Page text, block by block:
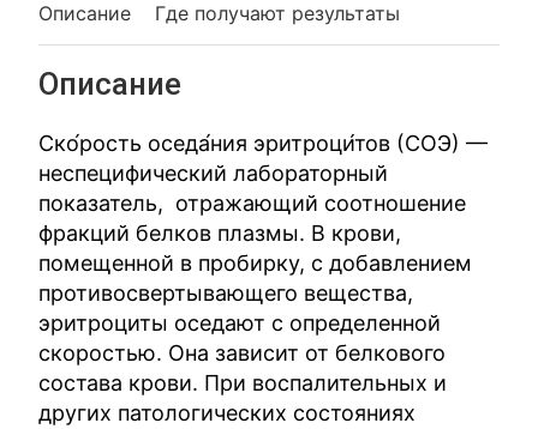
Описание Где получают результаты
Описание
Ско́рость оседа́ния эритроци́тов (СОЭ) —
неспецифический лабораторный
показатель, отражающий соотношение
фракций белков плазмы. В крови,
помещенной в пробирку, с добавлением
противосвертывающего вещества,
эритроциты оседают с определенной
скоростью. Она зависит от белкового
состава крови. При воспалительных и
других патологических состояниях